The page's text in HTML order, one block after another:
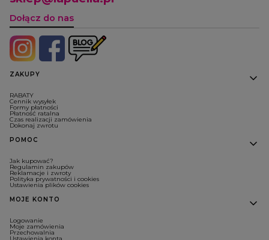
Dołącz do nas
Linki w stopce
ZAKUPY
RABATY
Cennik wysyłek
Formy płatności
Płatność ratalna
Czas realizacji zamówienia
Dokonaj zwrotu
POMOC
Jak kupować?
Regulamin zakupów
Reklamacje i zwroty
Polityka prywatności i cookies
Ustawienia plików cookies
MOJE KONTO
Logowanie
Moje zamówienia
Przechowalnia